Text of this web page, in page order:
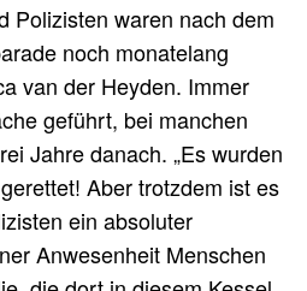
Polizisten waren nach dem
noch monatelang
van der Heyden. Immer
geführt, bei manchen
Jahre danach. „Es wurden
Aber trotzdem ist es
ein absoluter
Anwesenheit Menschen